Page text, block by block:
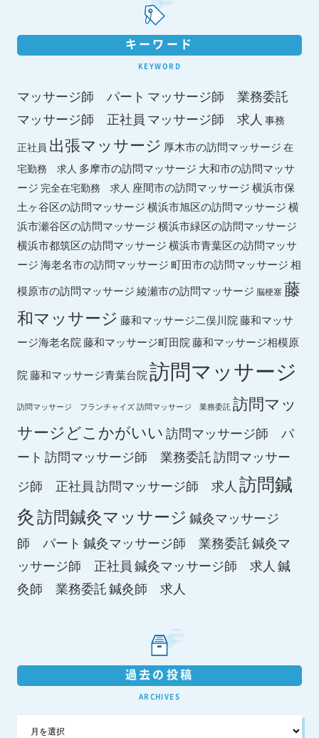
キーワード
KEYWORD
マッサージ師 パート マッサージ師 業務委託
マッサージ師 正社員 マッサージ師 求人 事務
正社員 出張マッサージ 厚木市の訪問マッサージ 在
宅勤務 求人 多摩市の訪問マッサージ 大和市の訪問マッサ
ージ 完全在宅勤務 求人 座間市の訪問マッサージ横浜市保
土ヶ谷区の訪問マッサージ横浜市旭区の訪問マッサージ横
浜市瀬谷区の訪問マッサージ横浜市緑区の訪問マッサージ
横浜市都筑区の訪問マッサージ横浜市青葉区の訪問マッサ
ージ海老名市の訪問マッサージ町田市の訪問マッサージ相
模原市の訪問マッサージ綾瀬市の訪問マッサージ 脳梗塞藤
和マッサージ 藤和マッサージ二俣川院藤和マッサ
ージ海老名院藤和マッサージ町田院藤和マッサージ相模原
院藤和マッサージ青葉台院訪問マッサージ
訪問マッサージ フランチャイズ 訪問マッサージ 業務委託 訪問マッ
サージどこかがいい 訪問マッサージ師 パ
ート 訪問マッサージ師 業務委託訪問マッサー
ジ師 正社員 訪問マッサージ師 求人 訪問鍼
灸訪問鍼灸マッサージ 鍼灸マッサージ
師 パート 鍼灸マッサージ師 業務委託鍼灸マ
ッサージ師 正社員 鍼灸マッサージ師 求人 鍼
灸師 業務委託鍼灸師 求人
過去の投稿
ARCHIVES